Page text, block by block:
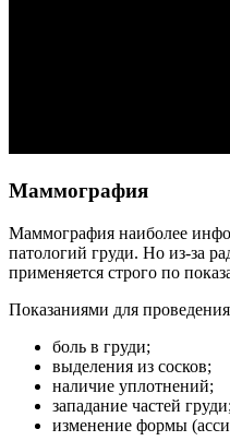
Маммография
Маммография наиболее
патологий груди. Но из-за
применяется строго по
Показаниями для
боль в груди;
выделения из сосков;
наличие уплотнений;
западание частей груди;
изменение формы